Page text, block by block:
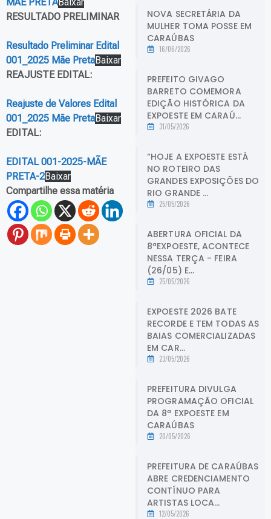
RESULTADO PRELIMINAR
Resultado Preliminar Edital
001_2025 Mãe PretaBaixar
REAJUSTE EDITAL:
Reajuste de Valores Edital
001_2025 Mãe PretaBaixar
EDITAL:
EDITAL 001-2025-MÃE
PRETA-2Baixar
Compartilhe essa matéria
NOVA SECRETÁRIA DA
MULHER TOMA POSSE EM
CARAÚBAS
16/06/2026
PREFEITO GIVAGO
BARRETO COMEMORA
EDIÇÃO HISTÓRICA DA
EXPOESTE EM CARAÚ...
31/05/2026
“HOJE A EXPOESTE ESTÁ
NO ROTEIRO DAS
GRANDES EXPOSIÇÕES DO
RIO GRANDE ...
25/05/2026
ABERTURA OFICIAL DA
8ªEXPOESTE, ACONTECE
NESSA TERÇA - FEIRA
(26/05) E...
25/05/2026
EXPOESTE 2026 BATE
RECORDE E TEM TODAS AS
BAIAS COMERCIALIZADAS
EM CAR...
23/05/2026
PREFEITURA DIVULGA
PROGRAMAÇÃO OFICIAL
DA 8ª EXPOESTE EM
CARAÚBAS
20/05/2026
PREFEITURA DE CARAÚBAS
ABRE CREDENCIAMENTO
CONTÍNUO PARA
ARTISTAS LOCA...
12/05/2026